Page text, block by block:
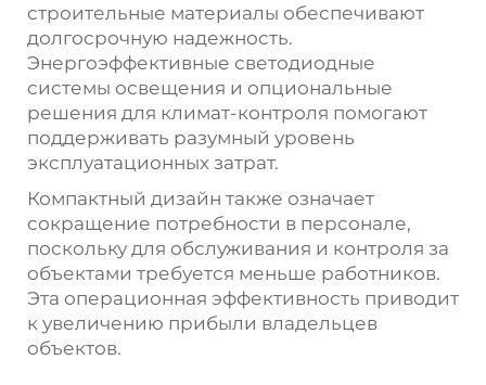
строительные материалы обеспечивают
долгосрочную надежность.
Энергоэффективные светодиодные
системы освещения и опциональные
решения для климат-контроля помогают
поддерживать разумный уровень
эксплуатационных затрат.
Компактный дизайн также означает
сокращение потребности в персонале,
поскольку для обслуживания и контроля за
объектами требуется меньше работников.
Эта операционная эффективность приводит
к увеличению прибыли владельцев
объектов.